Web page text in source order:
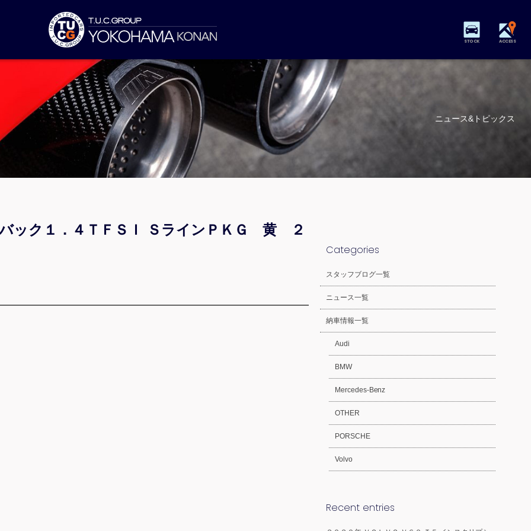
STOCK ACCESS
ニュース&トピックス
ック１．４ＴＦＳＩ ＳラインＰＫＧ 黄 ２
Categories
スタッフブログ一覧
ニュース一覧
納車情報一覧
Audi
BMW
Mercedes-Benz
OTHER
PORSCHE
Volvo
Recent entries